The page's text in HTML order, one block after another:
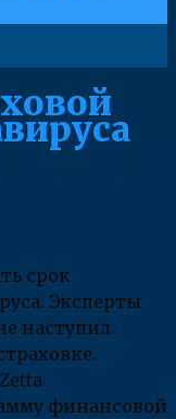
срок
Эксперты
наступил.
финансовой